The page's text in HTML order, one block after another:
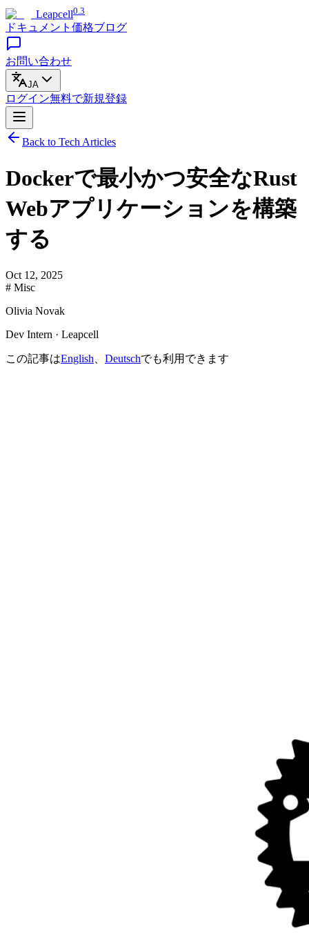
Leapcell0.3
ドキュメント 価格ブログ
お問い合わせ
JA
ログイン無料で新規登録
Back to Tech Articles
Dockerで最小かつ安全なRust
Webアプリケーションを構築
する
Oct 12, 2025
# Misc
Olivia Novak
Dev Intern · Leapcell
この記事はEnglish Deutschでも利用できます